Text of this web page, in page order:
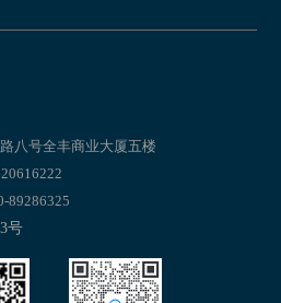
进销存管理软件 母婴店进销存系统
店销售软件 服装管理系统
销存软件 服装采购系统
童装店进销存收银软件 服装订货
进销存软件 服装商品管理软件
服装行业进销存软件 服装管理软
账软件 服装店管理系统
服饰进销存管理软件 服装进销存
八号全丰商业大厦五楼
89286325
号